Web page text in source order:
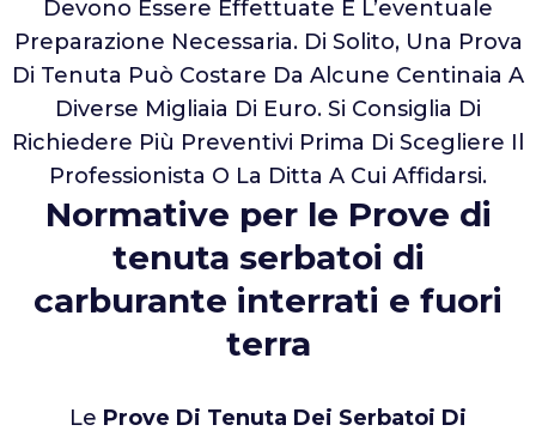
Devono Essere Effettuate E L’eventuale
Preparazione Necessaria. Di Solito, Una Prova
Di Tenuta Può Costare Da Alcune Centinaia A
Diverse Migliaia Di Euro. Si Consiglia Di
Richiedere Più Preventivi Prima Di Scegliere Il
Professionista O La Ditta A Cui Affidarsi.
Normative per le Prove di
tenuta serbatoi di
carburante interrati e fuori
terra
Le Prove Di Tenuta Dei Serbatoi Di